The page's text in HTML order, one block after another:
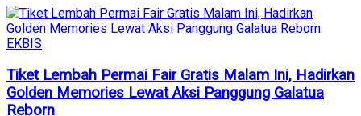
EKBIS
Tiket Lembah Permai Fair Gratis Malam Ini, Hadirkan
Golden Memories Lewat Aksi Panggung Galatua
Reborn